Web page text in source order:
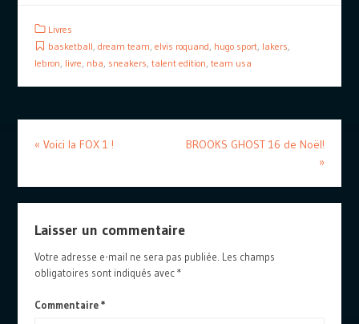
Livres
basketball, dream team, elvis roquand, hugo sport, lakers,
lebron, livre, nba, sneakers, talent edition, team usa
« Voici la FOX 1 !
BROOKS GHOST 16 de Noël!
»
Laisser un commentaire
Votre adresse e-mail ne sera pas publiée. Les champs
obligatoires sont indiqués avec*
Commentaire*